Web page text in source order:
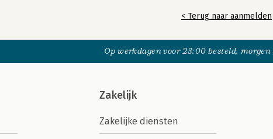
< Terug naar aanmelden
Op werkdagen voor 23:00 besteld,
Zakelijk
Zakelijke diensten